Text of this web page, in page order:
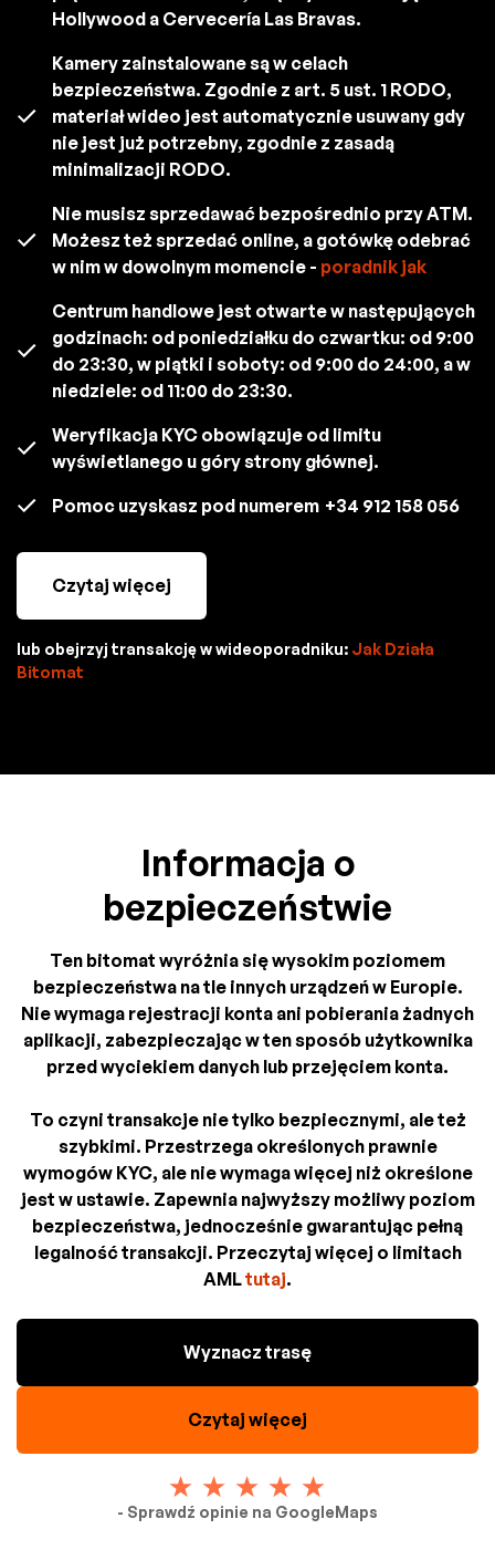
Hollywood a Cervecería Las Bravas.
Kamery zainstalowane są w celach
bezpieczeństwa. Zgodnie z art. 5 ust. 1 RODO,
materiał wideo jest automatycznie usuwany gdy
nie jest już potrzebny, zgodnie z zasadą
minimalizacji RODO.
Nie musisz sprzedawać bezpośrednio przy ATM.
Możesz też sprzedać online, a gotówkę odebrać
w nim w dowolnym momencie - poradnik jak
Centrum handlowe jest otwarte w następujących
godzinach: od poniedziałku do czwartku: od 9:00
do 23:30, w piątki i soboty: od 9:00 do 24:00, a w
niedziele: od 11:00 do 23:30.
Weryfikacja KYC obowiązuje od limitu
wyświetlanego u góry strony głównej.
Pomoc uzyskasz pod numerem +34 912 158 056
Czytaj więcej
lub obejrzyj transakcję w wideoporadniku: Jak Działa
Bitomat
Informacja o
bezpieczeństwie
Ten bitomat wyróżnia się wysokim poziomem
bezpieczeństwa na tle innych urządzeń w Europie.
Nie wymaga rejestracji konta ani pobierania żadnych
aplikacji, zabezpieczając w ten sposób użytkownika
przed wyciekiem danych lub przejęciem konta.
To czyni transakcje nie tylko bezpiecznymi, ale też
szybkimi. Przestrzega określonych prawnie
wymogów KYC, ale nie wymaga więcej niż określone
jest w ustawie. Zapewnia najwyższy możliwy poziom
bezpieczeństwa, jednocześnie gwarantując pełną
legalność transakcji. Przeczytaj więcej o limitach
AMLtutaj.
Wyznacz trasę
Czytaj więcej
- Sprawdź opinie na GoogleMaps